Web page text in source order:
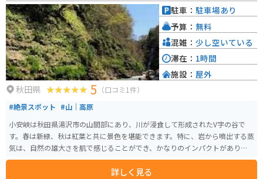
駐車場があるので安心して駐車できます。 道の駅 かわさきは、地元の特産品
を購入したり、地元グルメを堪能したり、休憩したりと、ドライブやツーリ
ングの際に便利な休憩スポットです。
秋田県 5 （口コミ1件）
#絶景スポット #山｜高原
小安峡は秋田県湯沢市の山間部にあり、川が浸食して形成されたV字の谷で
す。春は新緑、秋は紅葉と共に景色を堪能できます。特に、岩から噴出する蒸
気は、自然の雄大さを肌で感じることができ、かなりのインパクトがありま
す。
詳しく見る
駐車： 駐車場あり
予算： 無料
混雑： 少し空いている
滞在： 1時間
施設： 屋外